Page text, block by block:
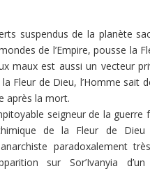
suspendus de la planète
de l’Empire, pousse la
maux est aussi un vecteur
Fleur de Dieu, l’Homme sait
après la mort.
seigneur de la guerre
de la Fleur de
paradoxalement
sur Sor’Ivanyia